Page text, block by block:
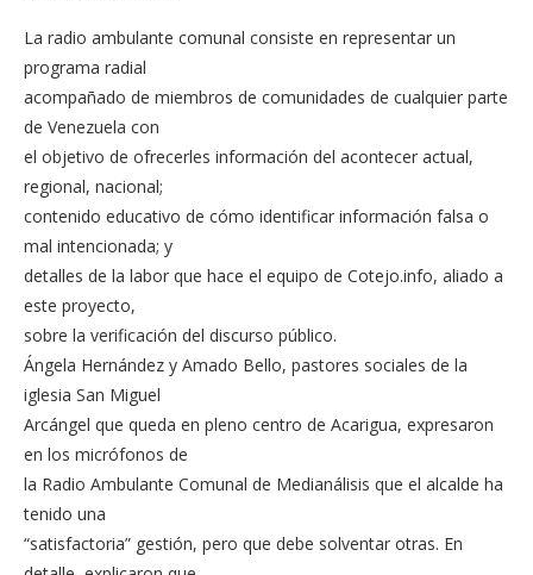
La radio ambulante comunal consiste en representar un
programa radial
acompañado de miembros de comunidades de cualquier parte
de Venezuela con
el objetivo de ofrecerles información del acontecer actual,
regional, nacional;
contenido educativo de cómo identificar información falsa o
mal intencionada; y
detalles de la labor que hace el equipo de Cotejo.info, aliado a
este proyecto,
sobre la verificación del discurso público.
Ángela Hernández y Amado Bello, pastores sociales de la
iglesia San Miguel
Arcángel que queda en pleno centro de Acarigua, expresaron
en los micrófonos de
la Radio Ambulante Comunal de Medianálisis que el alcalde ha
tenido una
“satisfactoria” gestión, pero que debe solventar otras. En